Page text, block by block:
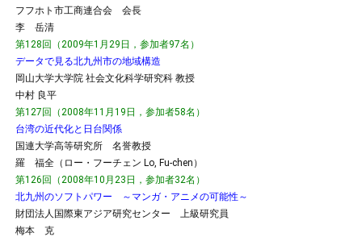
フフホト市工商連合会 会長
李 岳清
第128回（2009年1月29日，参加者97名）
データで見る北九州市の地域構造
岡山大学大学院 社会文化科学研究科 教授
中村 良平
第127回（2008年11月19日，参加者58名）
台湾の近代化と日台関係
国連大学高等研究所 名誉教授
羅 福全（ロー・フーチェン Lo, Fu-chen）
第126回（2008年10月23日，参加者32名）
北九州のソフトパワー ～マンガ・アニメの可能性～
財団法人国際東アジア研究センター 上級研究員
梅本 克